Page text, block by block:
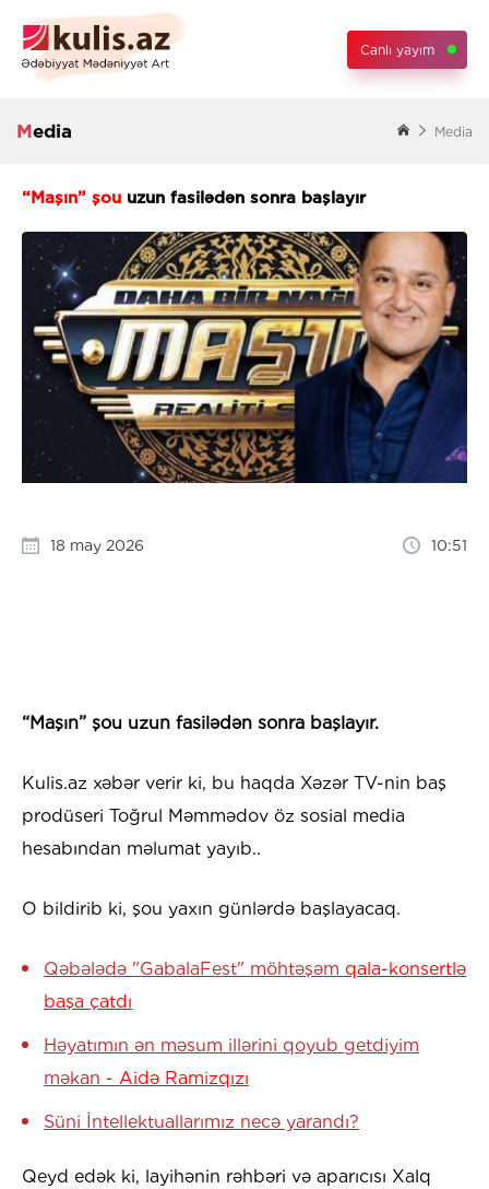
Canlı yayım
Media Media
“Maşın” şou uzun fasilədən sonra başlayır
18 may 2026 10:51
“Maşın” şou uzun fasilədən sonra başlayır.
Kulis.az xəbər verir ki, bu haqda Xəzər TV-nin baş
prodüseri Toğrul Məmmədov öz sosial media
hesabından məlumat yayıb..
O bildirib ki, şou yaxın günlərdə başlayacaq.
Qəbələdə "GabalaFest" möhtəşəm qala-konsertlə
başa çatdı
Həyatımın ən məsum illərini qoyub getdiyim
məkan - Aidə Ramizqızı
Süni İntellektuallarımız necə yarandı?
Qeyd edək ki, layihənin rəhbəri və aparıcısı Xalq